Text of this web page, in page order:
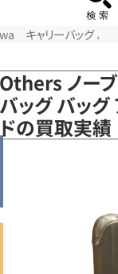
キャリーバッグ バ
Others ノー
ッグ バッ
ドの買取実績